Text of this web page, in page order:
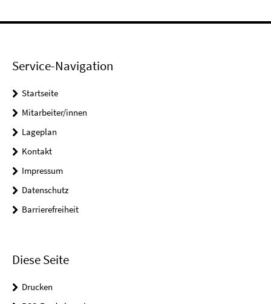
Service-Navigation
Startseite
Mitarbeiter/innen
Lageplan
Kontakt
Impressum
Datenschutz
Barrierefreiheit
Diese Seite
Drucken